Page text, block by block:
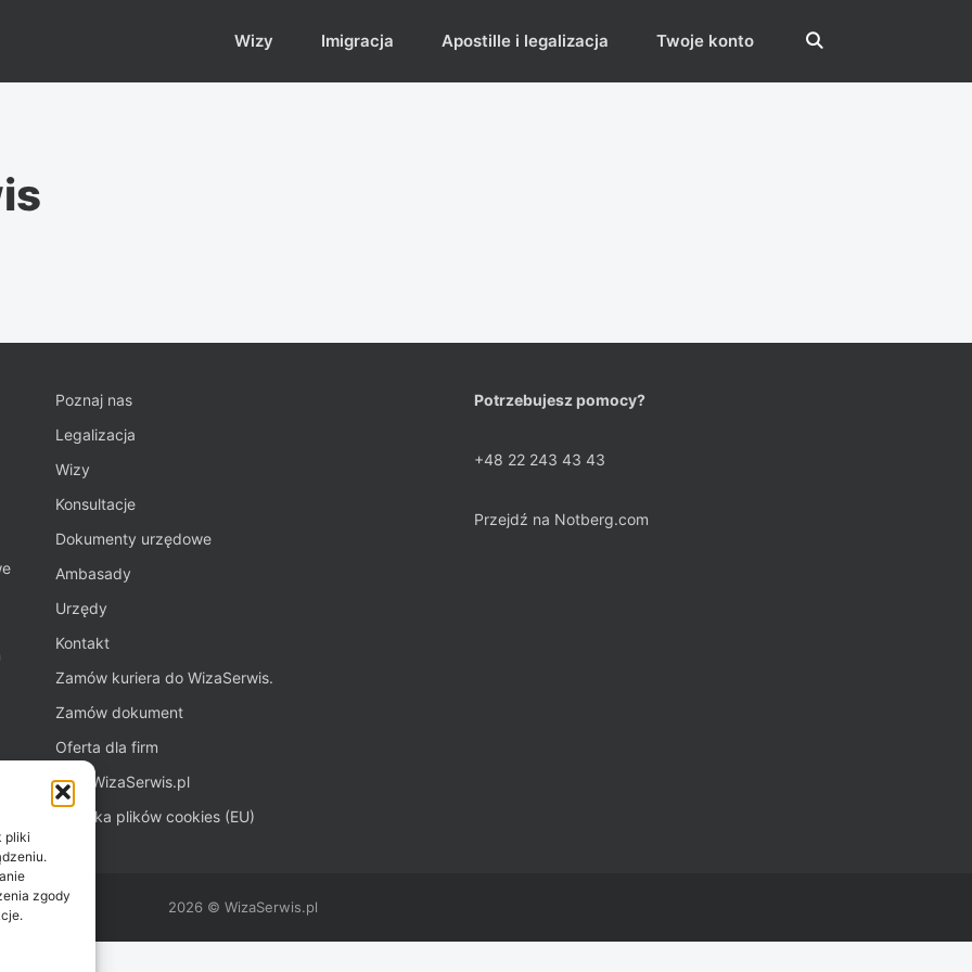
pliki
zgody
Wizy Imigracja Apostille i legalizacja Twoje konto
Poznaj nas
Legalizacja
Wizy
Konsultacje
Dokumenty urzędowe
Ambasady
Urzędy
Kontakt
Zamów kuriera do WizaSerwis.
Zamów dokument
Oferta dla firm
Blog WizaSerwis.pl
Polityka plików cookies (EU)
Potrzebujesz pomocy?
+48 22 243 43 43
Przejdź na Notberg.com
2026 © WizaSerwis.pl